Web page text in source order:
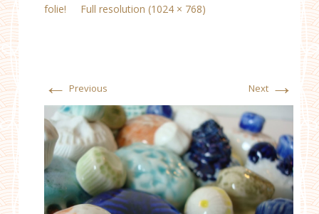
folie!
Full resolution (1024 × 768)
← Previous Next →